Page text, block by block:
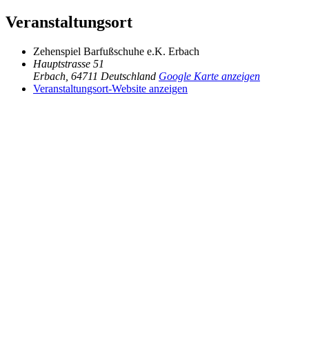
Veranstaltungsort
Zehenspiel Barfußschuhe e.K. Erbach
Hauptstrasse 51
Erbach 64711 Deutschland Google Karte anzeigen
Veranstaltungsort-Website anzeigen